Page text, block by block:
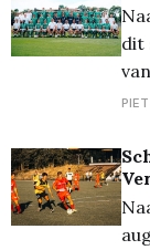
dit
League...
in